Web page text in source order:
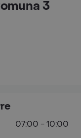
3
07:00 - 10:00